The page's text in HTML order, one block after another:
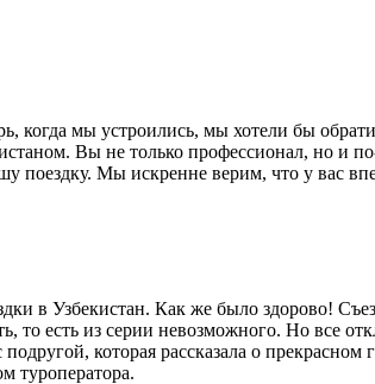
мы устроились, мы хотели бы
Вы не только профессионал, но и
Мы искренне верим, что у вас
в Узбекистан. Как же было здорово!
то есть из серии невозможного. Но все
которая рассказала о прекрасном
туроператора.